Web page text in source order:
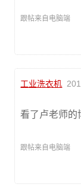
跟帖来自电脑端
工业洗衣机
看了卢老师的
跟帖来自电脑端